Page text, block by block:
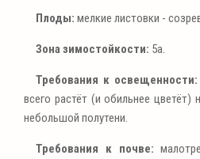
Плоды: мелкие листовки -
Зона зимостойкости: 5a.
Требования к освещенности:
всего растёт (и обильнее цветёт)
небольшой полутени.
Требования к почве: